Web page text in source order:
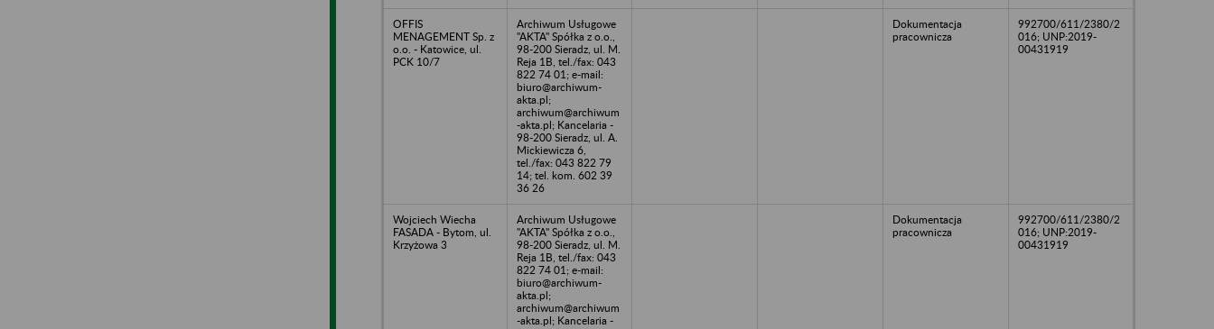
OFFIS
MENAGEMENT Sp. z
o.o. - Katowice, ul.
PCK 10/7
Archiwum Usługowe
"AKTA" Spółka z o.o.,
98-200 Sieradz, ul. M.
Reja 1B, tel./fax: 043
822 74 01; e-mail:
biuro@archiwum-
akta.pl;
archiwum@archiwum
-akta.pl; Kancelaria -
98-200 Sieradz, ul. A.
Mickiewicza 6,
tel./fax: 043 822 79
14; tel. kom. 602 39
36 26
Dokumentacja
pracownicza
992700/611/2380/2
016; UNP:2019-
00431919
Wojciech Wiecha
FASADA - Bytom, ul.
Krzyżowa 3
Archiwum Usługowe
"AKTA" Spółka z o.o.,
98-200 Sieradz, ul. M.
Reja 1B, tel./fax: 043
822 74 01; e-mail:
biuro@archiwum-
akta.pl;
archiwum@archiwum
-akta.pl; Kancelaria -
Dokumentacja
pracownicza
992700/611/2380/2
016; UNP:2019-
00431919